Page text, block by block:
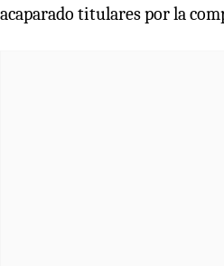
acaparado titulares por la